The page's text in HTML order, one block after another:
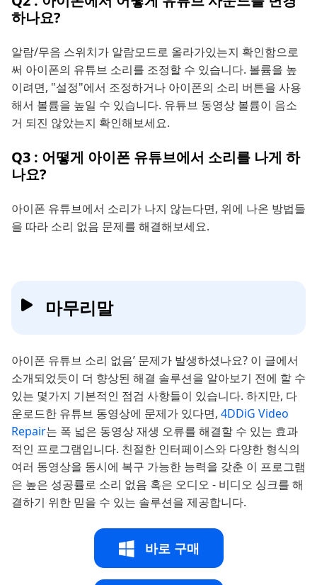
하나요?
알람/무음 스위치가 알람모드로 올라가있는지 확인함으로
써 아이폰의 유튜브 소리를 조정할 수 있습니다. 볼륨을 높
이려면, "설정"에서 조정하거나 아이폰의 소리 버튼을 사용
해서 볼륨을 높일 수 있습니다. 유튜브 동영상 볼륨이 음소
거 되진 않았는지 확인해보세요.
Q3 : 어떻게 아이폰 유튜브에서 소리를 나게 하
나요?
아이폰 유튜브에서 소리가 나지 않는다면, 위에 나온 방법들
을 따라 소리 없음 문제를 해결해보세요.
마무리말
아이폰 유튜브 소리 없음’ 문제가 발생하셨나요? 이 글에서
소개되었듯이 더 향상된 해결 솔루션을 알아보기 전에 할 수
있는 몇가지 기본적인 점검 사항들이 있습니다. 하지만, 다
운로드한 유튜브 동영상에 문제가 있다면, 4DDiG Video
Repair는 폭 넓은 동영상 재생 오류를 해결할 수 있는 효과
적인 프로그램입니다. 친절한 인터페이스와 다양한 형식의
여러 동영상을 동시에 복구 가능한 능력을 갖춘 이 프로그램
은 높은 성공률로 소리 없음 혹은 오디오 - 비디오 싱크를 해
결하기 위한 믿을 수 있는 솔루션을 제공합니다.
바로 구매